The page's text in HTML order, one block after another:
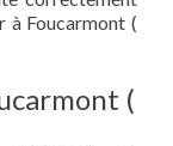
à Foucarmont (
(